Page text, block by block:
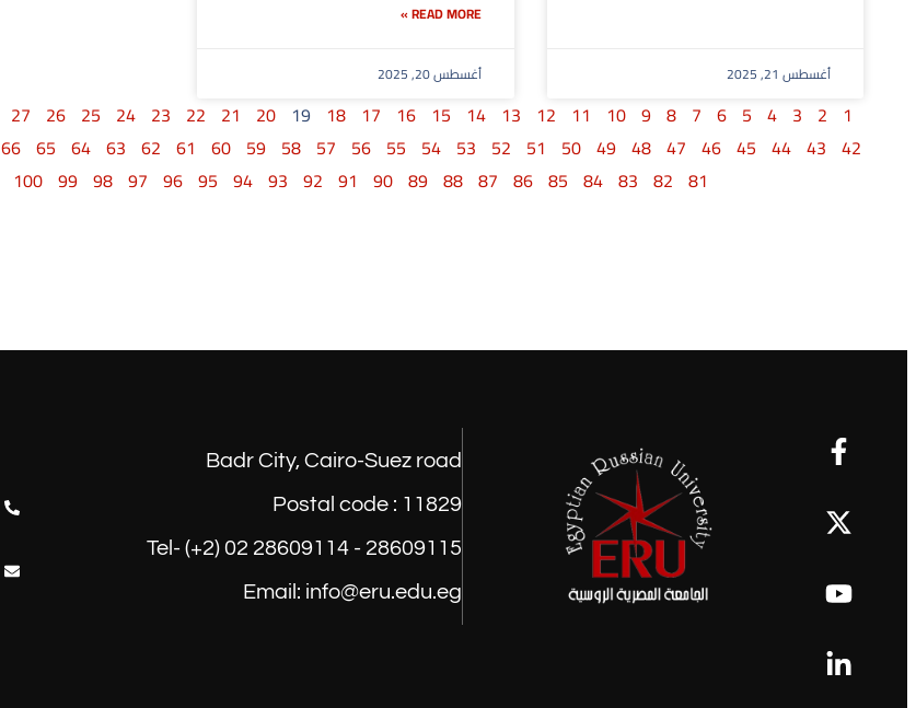
أغسطس 21, 2025
READ MORE »
أغسطس 20, 2025
1
2
3
4
5
6
7
8
9
10
11
12
13
14
15
16
17
18
19
20
21
22
23
24
25
26
27
42
43
44
45
46
47
48
49
50
51
52
53
54
55
56
57
58
59
60
61
62
63
64
65
66
81
82
83
84
85
86
87
88
89
90
91
92
93
94
95
96
97
98
99
100
Badr City, Cairo-Suez road
Postal code : 11829
Tel- (+2) 02 28609114 - 28609115
Email: info@eru.edu.eg